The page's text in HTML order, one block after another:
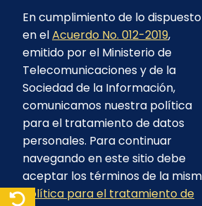
© 2023 - CELEC EP - Todos los
En cumplimiento de lo dispuesto
en elAcuerdo No. 012-2019,
emitido por el Ministerio de
Telecomunicaciones y de la
Sociedad de la Información,
comunicamos nuestra política
para el tratamiento de datos
personales. Para continuar
navegando en este sitio debe
aceptar los términos de la
Política para el tratamiento de